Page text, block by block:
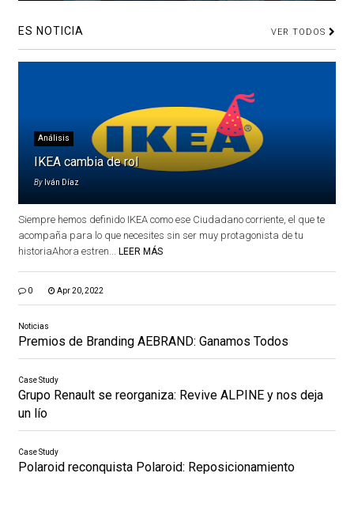
ES NOTICIA VER TODOS
Análisis
IKEA cambia de rol
By Iván Díaz
Siempre hemos definido IKEA como ese Ciudadano corriente, el que te
acompaña para lo que necesites sin ser muy protagonista de tu
historiaAhora estren... LEER MÁS
0 Apr 20, 2022
Noticias
Premios de Branding AEBRAND: Ganamos Todos
Case Study
Grupo Renault se reorganiza: Revive ALPINE y nos deja
un lío
Case Study
Polaroid reconquista Polaroid: Reposicionamiento